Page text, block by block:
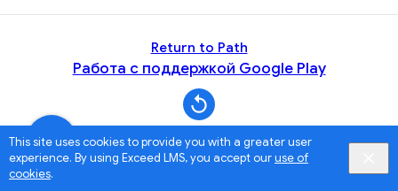
This site uses cookies to provide you with a greater user
experience. By using Exceed LMS, you accept ouruse of
cookies.
Return to Path
Работа с поддержкой Google Play